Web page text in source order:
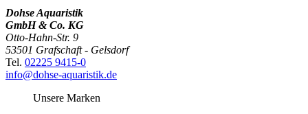
Dohse Aquaristik
GmbH & Co. KG
Otto-Hahn-Str. 9
53501 Grafschaft - Gelsdorf
Tel. 02225 9415-0
info@dohse-aquaristik.de
Unsere Marken